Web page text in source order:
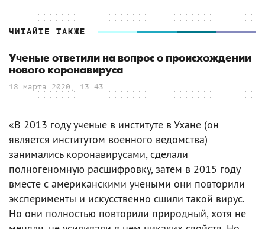
ЧИТАЙТЕ ТАКЖЕ
Ученые ответили на вопрос о происхождении
нового коронавируса
18 марта 2020, 13:43
«В 2013 году ученые в институте в Ухане (он
является институтом военного ведомства)
занимались коронавирусами, сделали
полногеномную расшифровку, затем в 2015 году
вместе с американскими учеными они повторили
эксперименты и искусственно сшили такой вирус.
Но они полностью повторили природный, хотя не